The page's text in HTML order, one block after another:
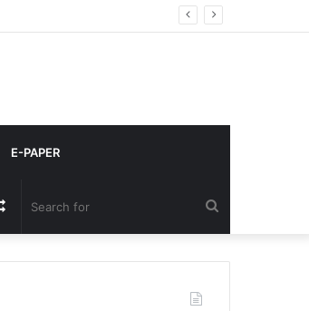
E-PAPER
for
Random
Article